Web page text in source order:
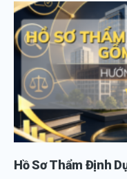
Hồ Sơ Thẩm Định